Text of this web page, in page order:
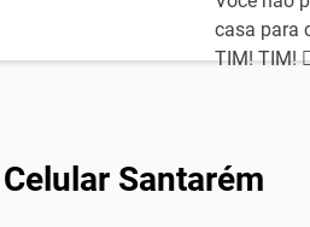
casa para
TIM! TIM!
Santarém